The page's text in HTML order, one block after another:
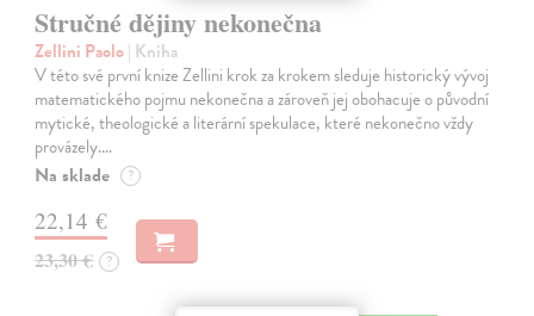
Stručné dějiny nekonečna
Zellini Paolo| Kniha
V této své první knize Zellini krok za krokem sleduje historický vývoj
matematického pojmu nekonečna a zároveň jej obohacuje o původní
mytické, theologické a literární spekulace, které nekonečno vždy
provázely.…
Na sklade ?
22,14 €
23,30 € ?